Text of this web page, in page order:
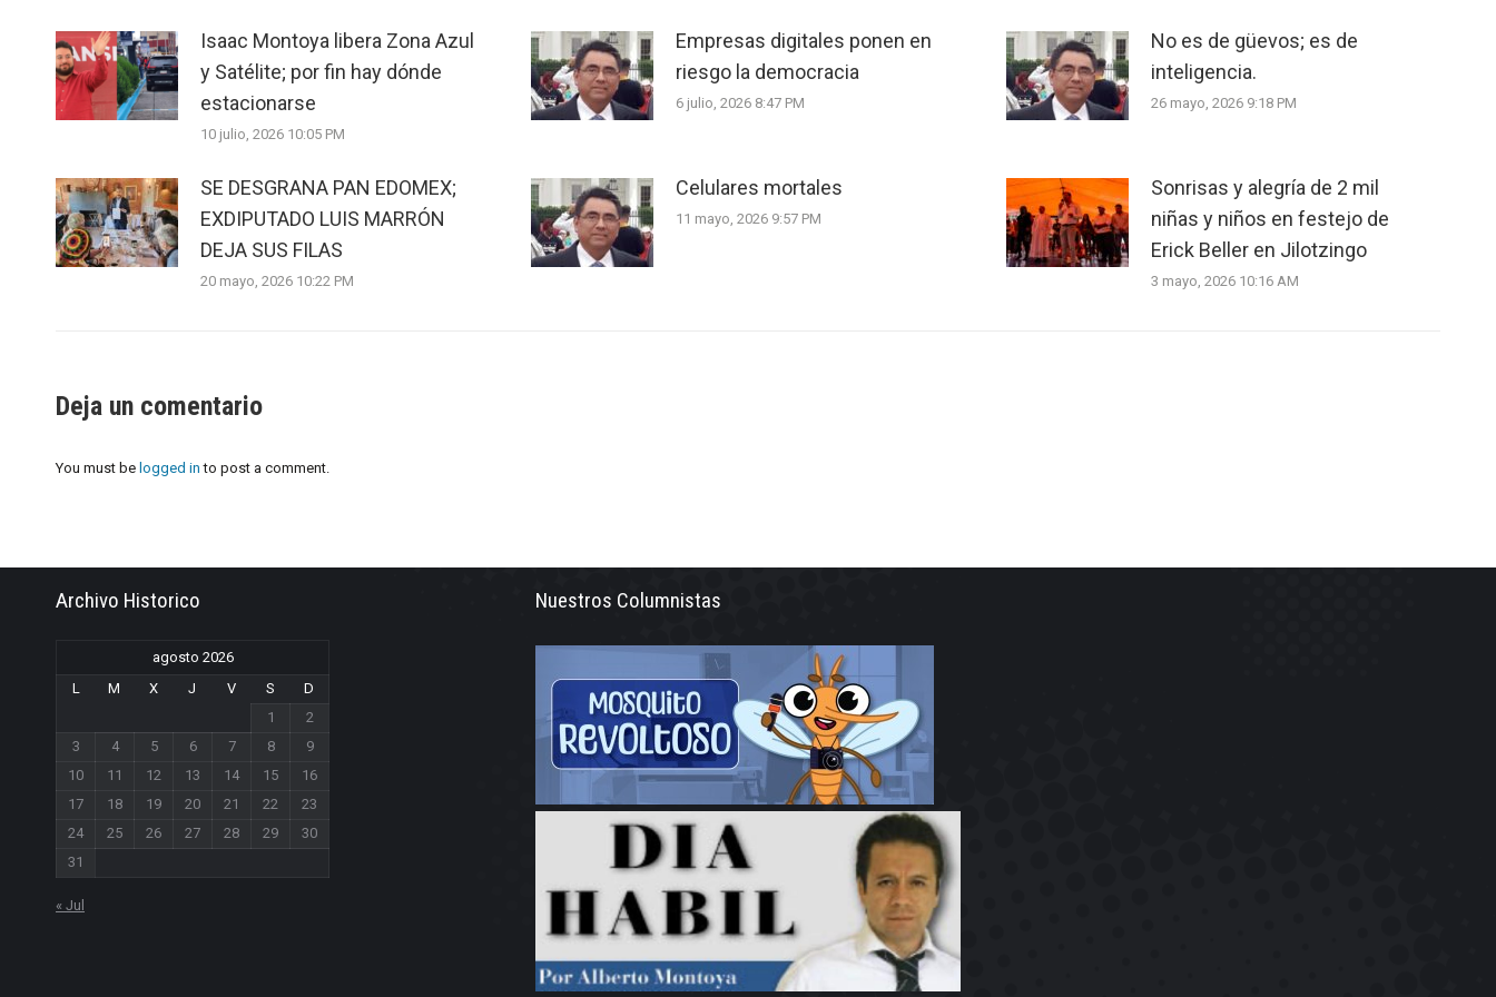
Isaac Montoya libera Zona Azul
y Satélite; por fin hay dónde
estacionarse
10 julio, 2026 10:05 PM
Empresas digitales ponen en
riesgo la democracia
6 julio, 2026 8:47 PM
No es de güevos; es de
inteligencia.
26 mayo, 2026 9:18 PM
SE DESGRANA PAN EDOMEX;
EXDIPUTADO LUIS MARRÓN
DEJA SUS FILAS
20 mayo, 2026 10:22 PM
Celulares mortales
11 mayo, 2026 9:57 PM
Sonrisas y alegría de 2 mil
niñas y niños en festejo de
Erick Beller en Jilotzingo
3 mayo, 2026 10:16 AM
Deja un comentario
You must be logged in to post a comment.
Archivo Historico
agosto 2026
L
M X J V S
D
1
2
3
4 5 6 7 8
9
10
11 12 13 14 15
16
17
18 19 20 21 22
23
24
25 26 27 28 29
30
31
« Jul
Nuestros Columnistas